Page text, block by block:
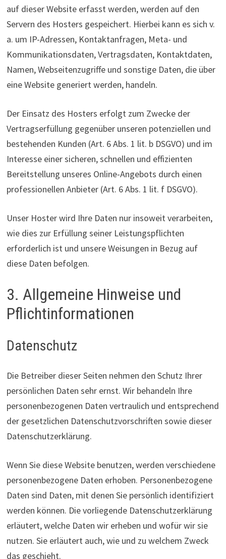
auf dieser Website erfasst werden, werden auf den
Servern des Hosters gespeichert. Hierbei kann es sich v.
a. um IP-Adressen, Kontaktanfragen, Meta- und
Kommunikationsdaten, Vertragsdaten, Kontaktdaten,
Namen, Webseitenzugriffe und sonstige Daten, die über
eine Website generiert werden, handeln.
Der Einsatz des Hosters erfolgt zum Zwecke der
Vertragserfüllung gegenüber unseren potenziellen und
bestehenden Kunden (Art. 6 Abs. 1 lit. b DSGVO) und im
Interesse einer sicheren, schnellen und effizienten
Bereitstellung unseres Online-Angebots durch einen
professionellen Anbieter (Art. 6 Abs. 1 lit. f DSGVO).
Unser Hoster wird Ihre Daten nur insoweit verarbeiten,
wie dies zur Erfüllung seiner Leistungspflichten
erforderlich ist und unsere Weisungen in Bezug auf
diese Daten befolgen.
3. Allgemeine Hinweise und
Pflichtinformationen
Datenschutz
Die Betreiber dieser Seiten nehmen den Schutz Ihrer
persönlichen Daten sehr ernst. Wir behandeln Ihre
personenbezogenen Daten vertraulich und entsprechend
der gesetzlichen Datenschutzvorschriften sowie dieser
Datenschutzerklärung.
Wenn Sie diese Website benutzen, werden verschiedene
personenbezogene Daten erhoben. Personenbezogene
Daten sind Daten, mit denen Sie persönlich identifiziert
werden können. Die vorliegende Datenschutzerklärung
erläutert, welche Daten wir erheben und wofür wir sie
nutzen. Sie erläutert auch, wie und zu welchem Zweck
das geschieht.